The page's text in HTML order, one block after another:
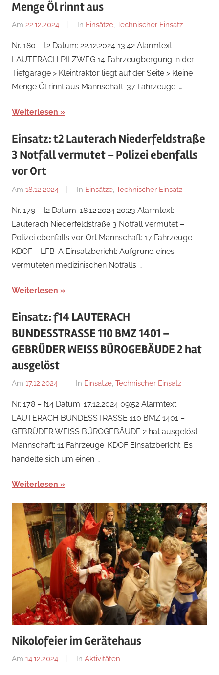
Menge Öl rinnt aus
Am 22.12.2024
Von
Perl
In Einsätze, Technischer Einsatz
Nr. 180 – t2 Datum: 22.12.2024 13:42 Alarmtext:
LAUTERACH PILZWEG 14 Fahrzeugbergung in der
Tiefgarage > Kleintraktor liegt auf der Seite > kleine
Menge Öl rinnt aus Mannschaft: 37 Fahrzeuge: …
Weiterlesen
Einsatz: t2 Lauterach Niederfeldstraße
3 Notfall vermutet – Polizei ebenfalls
vor Ort
Am 18.12.2024
Von
Perl
In Einsätze, Technischer Einsatz
Nr. 179 – t2 Datum: 18.12.2024 20:23 Alarmtext:
Lauterach Niederfeldstraße 3 Notfall vermutet –
Polizei ebenfalls vor Ort Mannschaft: 17 Fahrzeuge:
KDOF – LFB-A Einsatzbericht: Aufgrund eines
vermuteten medizinischen Notfalls …
Weiterlesen
Einsatz: f14 LAUTERACH
BUNDESSTRASSE 110 BMZ 1401 –
GEBRÜDER WEISS BÜROGEBÄUDE 2 hat
ausgelöst
Am 17.12.2024
Von
Perl
In Einsätze, Technischer Einsatz
Nr. 178 – f14 Datum: 17.12.2024 09:52 Alarmtext:
LAUTERACH BUNDESSTRASSE 110 BMZ 1401 –
GEBRÜDER WEISS BÜROGEBÄUDE 2 hat ausgelöst
Mannschaft: 11 Fahrzeuge: KDOF Einsatzbericht: Es
handelte sich um einen …
Weiterlesen
Nikolofeier im Gerätehaus
Am 14.12.2024
Von
In Aktivitäten